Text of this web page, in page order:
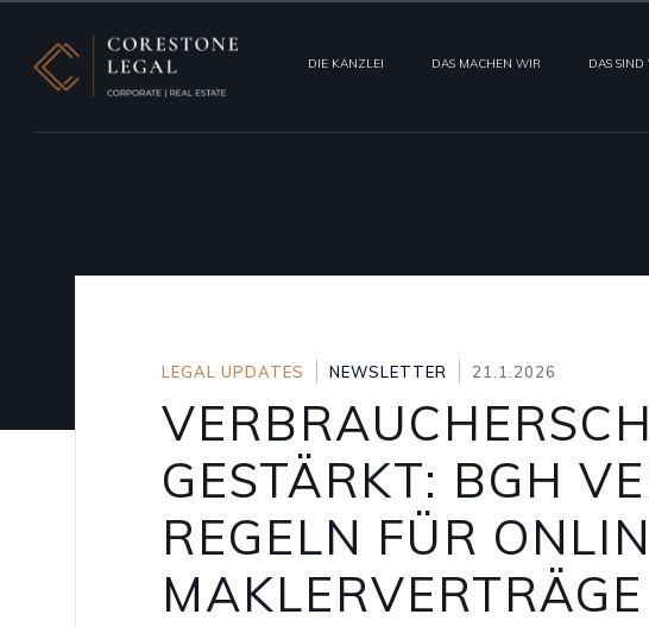
DIE KANZLEI DAS MACHEN WIR DAS SIND
LEGAL UPDATES NEWSLETTER 21.1.2026
GESTÄRKT: BGH
REGELN FÜR
MAKLERVERTRÄGE